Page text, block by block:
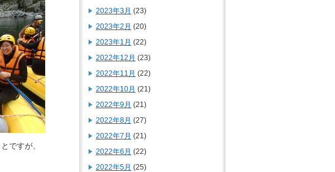
ですが、
2023年3月 (23)
2023年2月 (20)
2023年1月 (22)
2022年12月 (23)
2022年11月 (22)
2022年10月 (21)
2022年9月 (21)
2022年8月 (27)
2022年7月 (21)
2022年6月 (22)
2022年5月 (25)